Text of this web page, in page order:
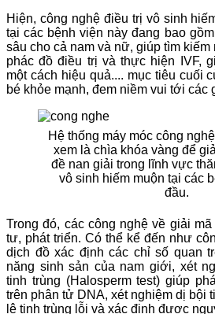
Hiện, công nghệ điều trị vô sinh
tại các bệnh viện này đang bao
sâu cho cả nam và nữ, giúp tìm
phác đồ điều trị và thực hiện IVF,
một cách hiệu quả.... mục tiêu cuối
bé khỏe mạnh, đem niềm vui tới các
Hệ thống máy móc công
xem là chìa khóa vàng để
đề nan giải trong lĩnh vực
vô sinh hiếm muộn tại các
đầu.
Trong đó, các công nghệ về giải
tư, phát triển. Có thể kể đến như
dịch đồ xác định các chỉ số quan
năng sinh sản của nam giới, xét
tinh trùng (Halosperm test) giúp
trên phân tử DNA, xét nghiệm dị bội
lệ tinh trùng lỗi và xác định được